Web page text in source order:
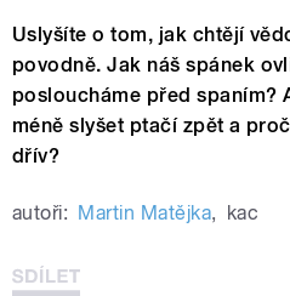
Uslyšíte o tom, jak chtějí
povodně. Jak náš spánek
posloucháme před spaním?
méně slyšet ptačí zpět a
dřív?
autoři: Martin Matějka, kac